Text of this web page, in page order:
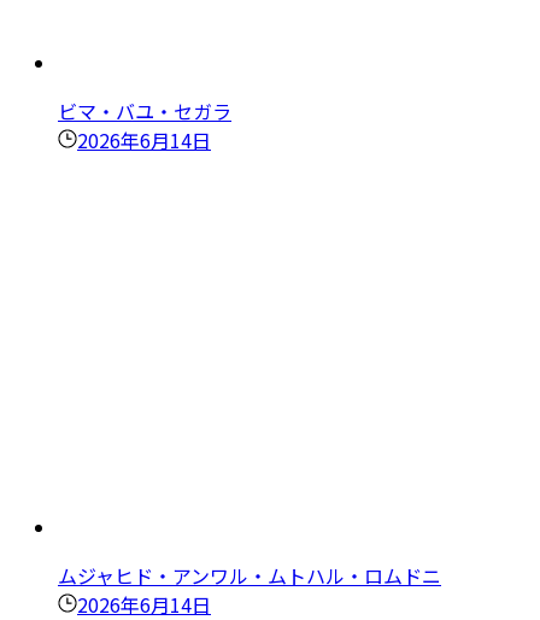
ビマ・バユ・セガラ
2026年6月14日
ムジャヒド・アンワル・ムトハル・ロムドニ
2026年6月14日